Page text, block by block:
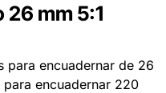
26 mm 5:1
para encuadernar de 26
encuadernar 220